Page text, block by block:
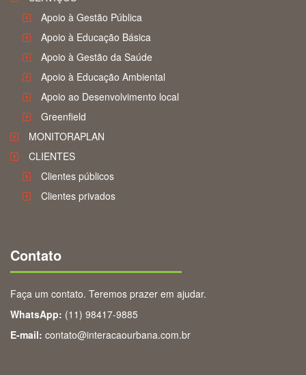
Apoio à Gestão Pública
Apoio à Educação Básica
Apoio à Gestão da Saúde
Apoio à Educação Ambiental
Apoio ao Desenvolvimento local
Greenfield
MONITORAPLAN
CLIENTES
Clientes públicos
Clientes privados
Contato
Faça um contato. Teremos prazer em ajudar.
WhatsApp: (11) 98417-9885
E-mail: contato@interacaourbana.com.br